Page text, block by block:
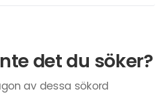
det du söker?
av dessa sökord